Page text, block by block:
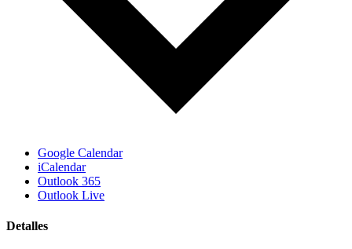
Google Calendar
iCalendar
Outlook 365
Outlook Live
Detalles